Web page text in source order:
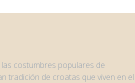
costumbres populares de
tradición de croatas que viven en el